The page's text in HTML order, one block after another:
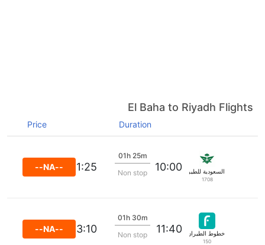
El Baha to Riyadh Flights
Duration
Price
السعودية للطيران
1708
10:00
01h 25m
Non stop
11:25
--NA--
خطوط الطيران فلايناس
150
11:40
01h 30m
Non stop
13:10
--NA--